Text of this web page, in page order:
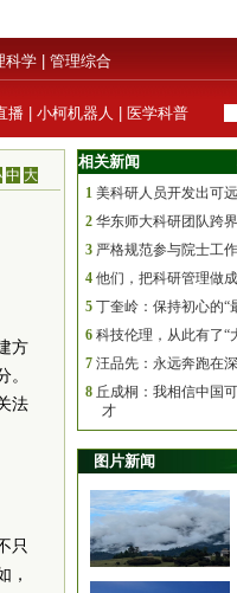
科学 管理综合
播 小柯机器人 医学科普
中 大
方
。
法
只
，
相关新闻
1 美科研人员开发出可
2 华东师大科研团队跨
3 严格规范参与院士工
4 他们，把科研管理做
5 丁奎岭：保持初心的“
6 科技伦理，从此有了“
7 汪品先：永远奔跑在
8 丘成桐：我相信中国
才
图片新闻